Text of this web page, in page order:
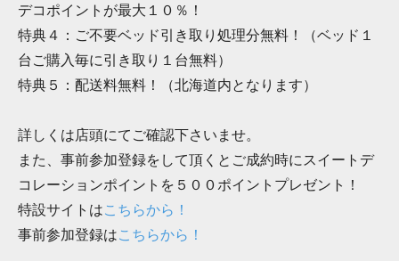
デコポイントが最大１０％！
特典４：ご不要ベッド引き取り処理分無料！（ベッド１
台ご購入毎に引き取り１台無料）
特典５：配送料無料！（北海道内となります）
詳しくは店頭にてご確認下さいませ。
また、事前参加登録をして頂くとご成約時にスイートデ
コレーションポイントを５００ポイントプレゼント！
特設サイトはこちらから！
事前参加登録はこちらから！